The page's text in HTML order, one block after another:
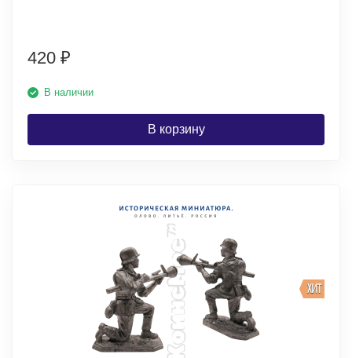
420 ₽
В наличии
В корзину
ХИТ